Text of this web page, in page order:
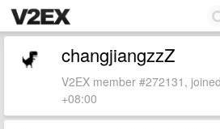
changjiangzzZ
V2EX member #272131,
+08:00